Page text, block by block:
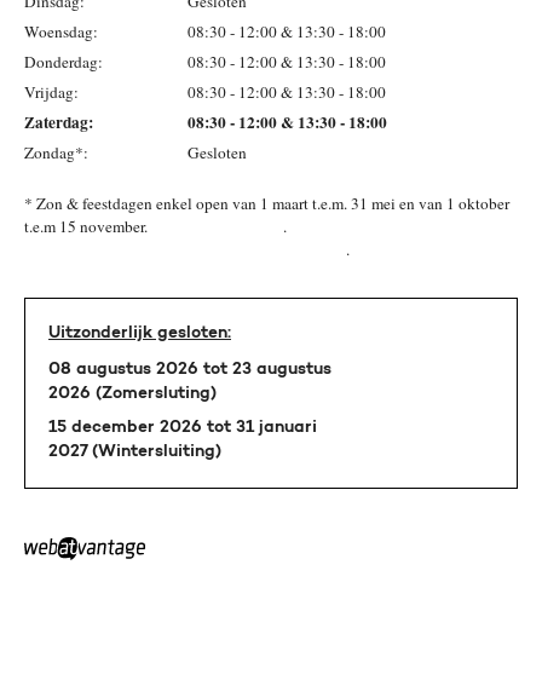
Woensdag:
08:30 - 12:00 & 13:30 - 18:00
Donderdag:
08:30 - 12:00 & 13:30 - 18:00
Vrijdag:
08:30 - 12:00 & 13:30 - 18:00
Zaterdag: 08:30 - 12:00 & 13:30 - 18:00
Zondag*: Gesloten
* Zon & feestdagen enkel open van 1 maart t.e.m. 31 mei en van 1 oktober
t.e.m 15 november. .
.
Uitzonderlijk gesloten:
08 augustus 2026 tot 23 augustus
2026 (Zomersluting)
15 december 2026 tot 31 januari
2027 (Wintersluiting)